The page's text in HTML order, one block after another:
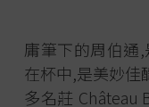
庸筆下的周伯通
在杯中,是美妙佳
多名莊 Château